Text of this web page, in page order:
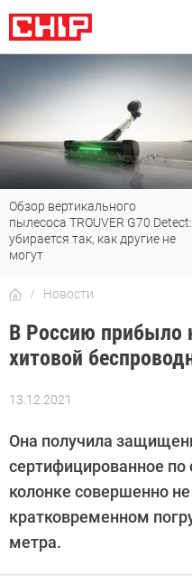
Обзор вертикального
пылесоса TROUVER G70 Detect:
убирается так, как другие не
могут
Новости
В Россию прибыло
хитовой
13.12.2021
Автор:
Кошик
Она получила
сертифицированное по
колонке совершенно
кратковременном
метра.